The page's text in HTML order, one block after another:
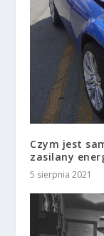
Czym jest
zasilany
5 sierpnia 2021